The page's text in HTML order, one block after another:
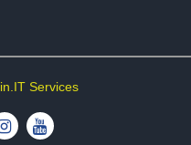
in.IT Services